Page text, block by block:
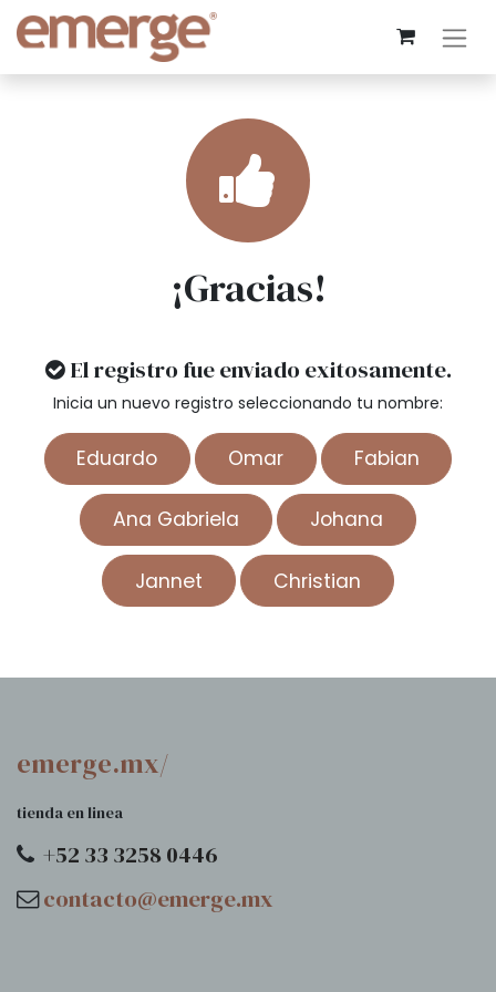
¡Gracias!
El registro fue enviado exitosamente.
Inicia un nuevo registro seleccionando tu nombre:
Eduardo Omar Fabian
Ana Gabriela Johana
Jannet Christian
emerge.mx/
tienda en linea
+52 33 3258 0446
contacto@emerge.mx